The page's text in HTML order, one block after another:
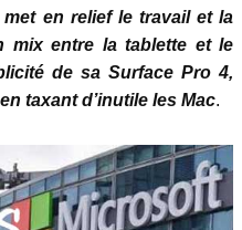
en relief le travail et la
mix entre la tablette et le
de sa Surface Pro 4,
taxant d’inutile les Mac.